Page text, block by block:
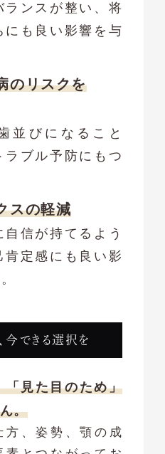
ランスが整い、将
にも良い影響を与
のリスクを
並びになること
ラブル予防にもつ
スの軽減
信が持てるよう
肯定感にも良い影
今できる選択を
「見た目のため」
。
方、姿勢、顎の成